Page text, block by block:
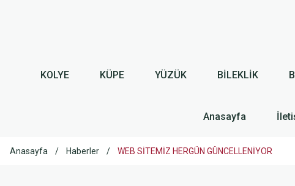
KOLYE KÜPE YÜZÜK BİLEKLİK
Anasayfa
Anasayfa Haberler WEB SİTEMİZ HERGÜN GÜNCELLENİYOR